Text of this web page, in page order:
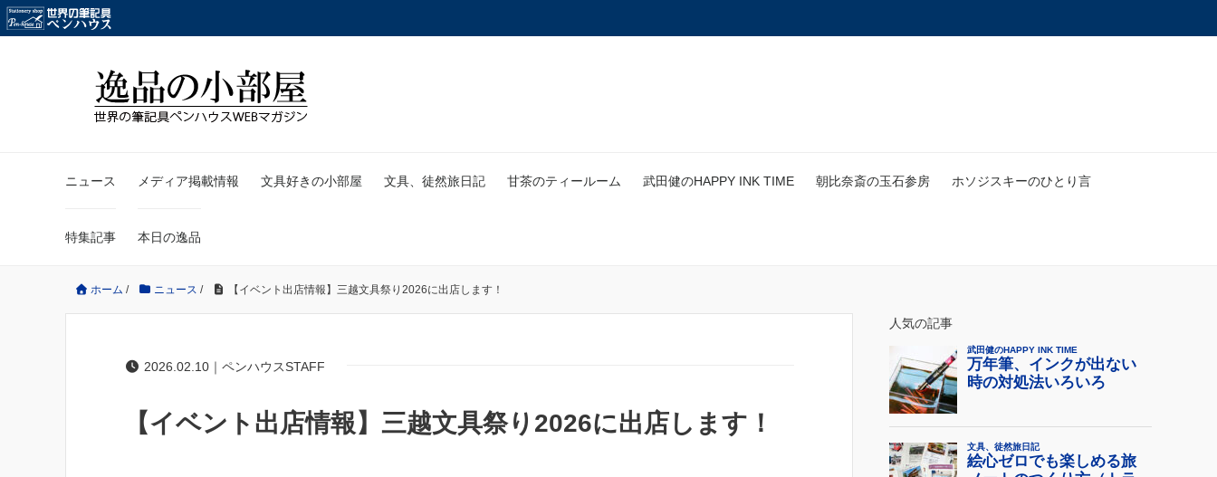
ニュース メディア掲載情報 文具好きの小部屋 文具、徒然旅日記 甘茶のティールーム 武田健のHAPPY INK TIME 朝比奈斎の玉石参房 ホソジスキーのひとり言
特集記事 本日の逸品
ホーム / ニュース / 【イベント出店情報】三越文具祭り2026に出店します！
2026.02.10｜ペンハウスSTAFF
【イベント出店情報】三越文具祭り2026に出店します！
人気の記事